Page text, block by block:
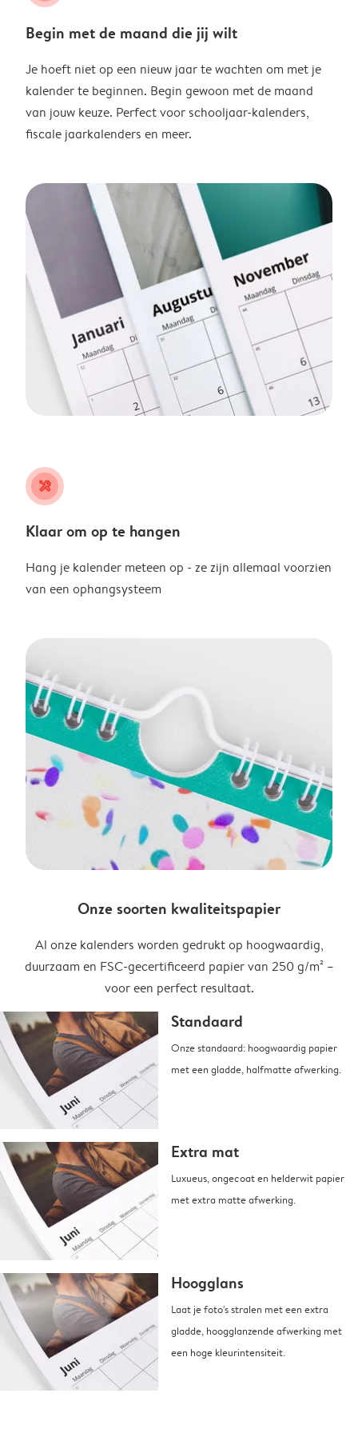
Begin met de maand die jij wilt
Je hoeft niet op een nieuw jaar te wachten om met je
kalender te beginnen. Begin gewoon met de maand
van jouw keuze. Perfect voor schooljaar-kalenders,
fiscale jaarkalenders en meer.
tools
Klaar om op te hangen
Hang je kalender meteen op - ze zijn allemaal voorzien
van een ophangsysteem
Onze soorten kwaliteitspapier
Al onze kalenders worden gedrukt op hoogwaardig,
duurzaam en FSC-gecertificeerd papier van 250 g/m² –
voor een perfect resultaat.
Standaard
Onze standaard: hoogwaardig papier
met een gladde, halfmatte afwerking.
Extra mat
Luxueus, ongecoat en helderwit papier
met extra matte afwerking.
Hoogglans
Laat je foto's stralen met een extra
gladde, hoogglanzende afwerking met
een hoge kleurintensiteit.